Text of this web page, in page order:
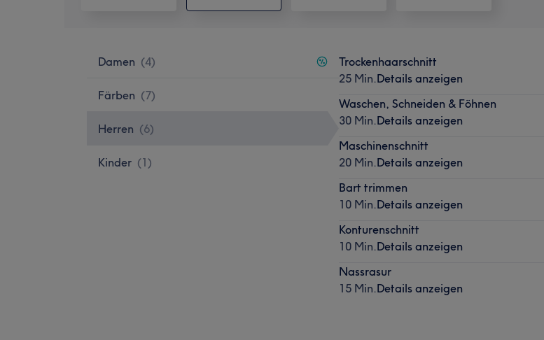
Damen (4)
Färben (7)
Herren (6)
Kinder (1)
Trockenhaarschnitt
25 Min.Details anzeigen
Waschen, Schneiden & Föhnen
30 Min.Details anzeigen
Maschinenschnitt
20 Min.Details anzeigen
Bart trimmen
10 Min.Details anzeigen
Konturenschnitt
10 Min.Details anzeigen
Nassrasur
15 Min.Details anzeigen